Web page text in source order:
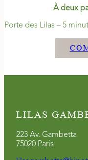
À deux
Porte des Lilas – 5
LILAS
223 Av. Gambetta
75020 Paris